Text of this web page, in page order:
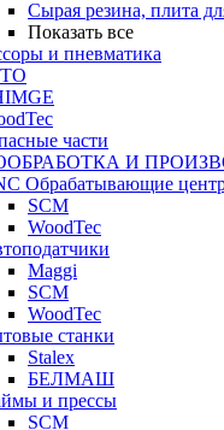
Сырая резина, плита
Показать все
и пневматика
части
И
Обрабатывающие
SCM
WoodTec
Maggi
SCM
WoodTec
станки
Stalex
БЕЛМАШ
и прессы
SCM